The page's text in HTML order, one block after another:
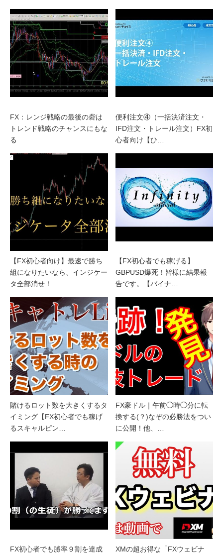
FX：レンジ戦略の最後の砦は
トレンド戦略のチャンスにもな
る
便利注文④（一括決済注文・
IFD注文・トレール注文）FX初
心者向け【ひ…
【FX初心者向け】最速で勝ち
組になりたいなら、インジケー
タ全部消せ！
【FX初心者でも稼げる】
GBPUSD爆死！皆様に結果報
告です。【バイナ…
賭けるロット数を大きくするタ
イミング【FX初心者でも稼げ
るスキャルピン…
FX豪ドル｜午前◯時◯分に転
換する(？)なぞの必勝法をつい
に公開！他、…
FX初心者でも勝率９割を達成
XMの超お得な「FXウェビナ